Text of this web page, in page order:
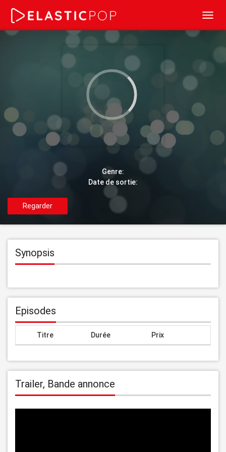
Genre:
Date de sortie:
Regarder
Synopsis
Episodes
Titre Durée Prix
Trailer, Bande annonce